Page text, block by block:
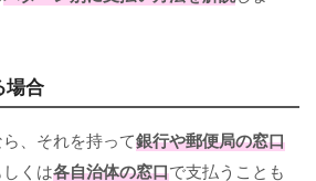
場合
ら、それを持って銀行や郵便局の窓口
くは各自治体の窓口で支払うことも